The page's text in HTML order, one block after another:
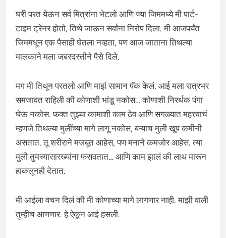
घरी परत येऊन सर्व मित्रांना भेटलो आणि ज्या जिममध्ये मी पार्ट-
टाइम ट्रेनर होतो, तिथे जाऊन सर्वांना निरोप दिला. मी आजपर्यंत
जिममधून एक पैसाही घेतला नव्हता, पण आज जाताना तिथल्या
मालकाने मला जबरदस्तीने पैसे दिले.
मग मी तिथून परतलो आणि माझं सामान पॅक केलं. आई मला रात्रभर
समजावत राहिली की कोणाशी भांडू नकोस… कोणाशी निरर्थक पंगा
घेऊ नकोस. फक्त तुझ्या कामाशी काम ठेव आणि सगळ्यात महत्त्वाचं
म्हणजे तिथल्या मुलींच्या मागे लागू नकोस, बऱ्याच मुली खूप कमीनी
असतात. तू शरीराने मजबूत आहेस, पण मनाने कमजोर आहेस. त्या
मुली तुमच्यासारख्यांना फसवतात… आणि काम झालं की लाथ मारून
हाकलूनही देतात.
मी आईला वचन दिलं की मी कोणाच्या मागे लागणार नाही. माझी वाली
तुम्हीच आणणार. हे ऐकून आई हसली.